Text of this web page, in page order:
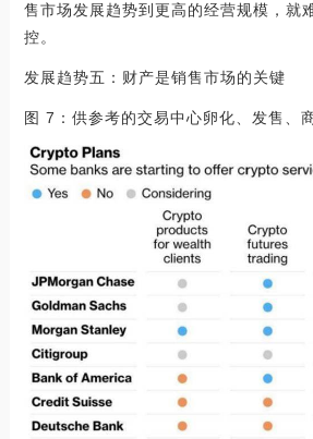
售市场发展趋势到更高的经营规模，就
控。
发展趋势五：财产是销售市场的关键
图 7：供参考的交易中心卵化、发售、